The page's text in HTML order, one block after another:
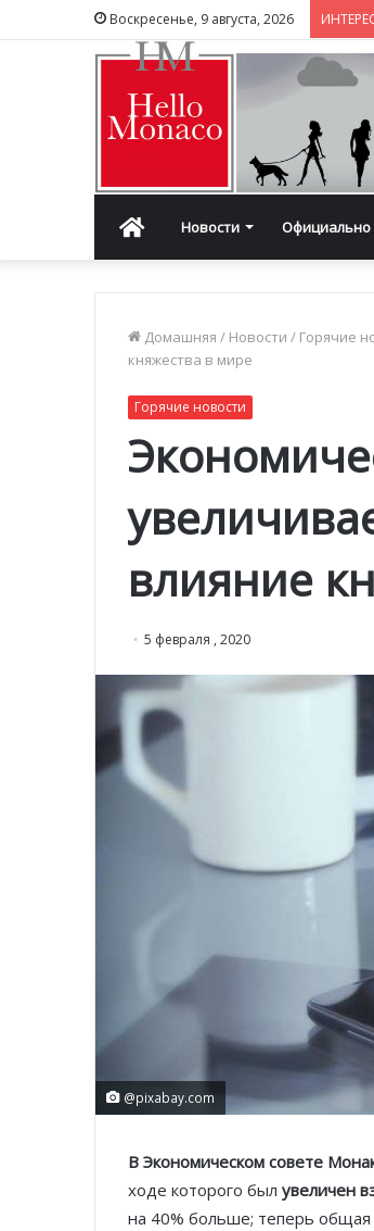
Воскресенье, 9 августа, 2026
ГлавнаяНовости Официально
Домашняя / Новости / Горячие
княжества в мире
Горячие новости
влияние
5 февраля , 2020
@pixabay.com
В Экономическом совете
ходе которого был увеличен
на 40% больше; теперь общая